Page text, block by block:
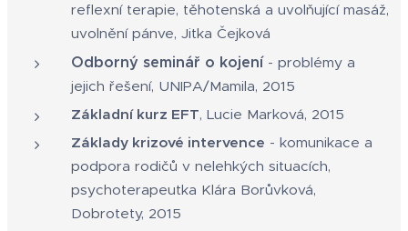
reflexní terapie, těhotenská a uvolňující masáž,
uvolnění pánve, Jitka Čejková
Odborný seminář o kojení- problémy a
jejich řešení, UNIPA/Mamila, 2015
Základní kurz EFT, Lucie Marková, 2015
Základy krizové intervence - komunikace a
podpora rodičů v nelehkých situacích,
psychoterapeutka Klára Borůvková,
Dobrotety, 2015